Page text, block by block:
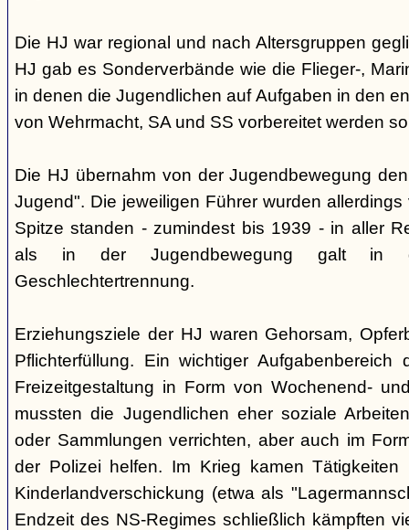
Die HJ war regional und nach Altersgruppen
HJ gab es Sonderverbände wie die Flieger-,
in denen die Jugendlichen auf Aufgaben in den
von Wehrmacht, SA und SS vorbereitet werden
Die HJ übernahm von der Jugendbewegung
Jugend". Die jeweiligen Führer wurden
Spitze standen - zumindest bis 1939 - in aller
als in der Jugendbewegung galt in
Geschlechtertrennung.
Erziehungsziele der HJ waren Gehorsam,
Pflichterfüllung. Ein wichtiger
Freizeitgestaltung in Form von Wochenend-
mussten die Jugendlichen eher soziale
oder Sammlungen verrichten, aber auch im
der Polizei helfen. Im Krieg kamen
Kinderlandverschickung (etwa als
Endzeit des NS-Regimes schließlich kämpften